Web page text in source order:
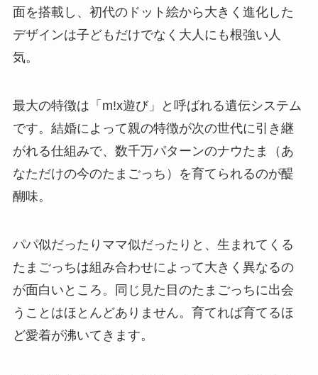
面を搭載し、初代のドット絵から大きく進化した
デザインは子どもだけでなく大人にも根強い人
気。
最大の特徴は「m!x遊び」と呼ばれる遺伝システム
です。結婚によって親の特徴が次の世代に引き継
がれる仕組みで、数千万パターンのナウたま（あ
なただけの今のたまごっち）を育てられるのが醍
醐味。
パパ似だったりママ似だったりと、生まれてくる
たまごっちは組み合わせによって大きく異なるの
が面白いところ。同じ見た目のたまごっちに出会
うことはほとんどありません。育てれば育てるほ
ど愛着が沸いてきます。